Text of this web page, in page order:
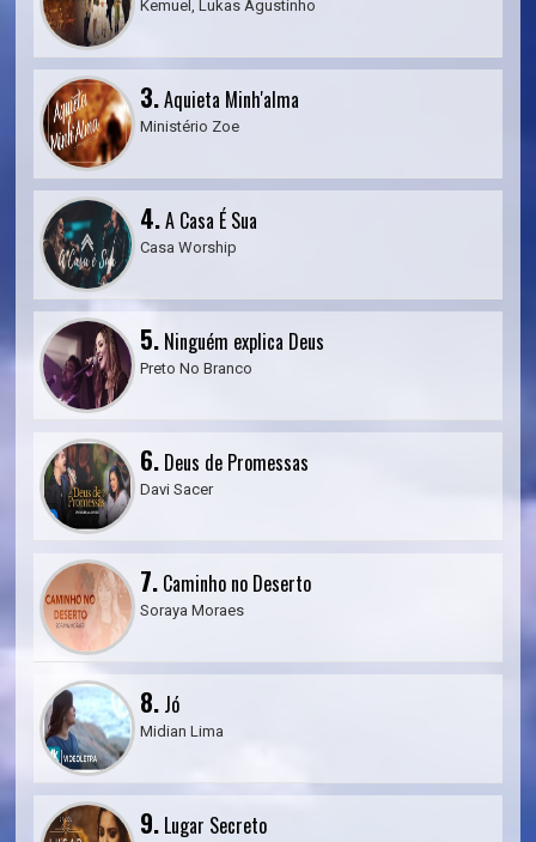
Kemuel, Lukas Agustinho
3.Aquieta Minh'alma
Ministério Zoe
4.A Casa É Sua
Casa Worship
5. Ninguém explica Deus
Preto No Branco
6. Deus de Promessas
Davi Sacer
7. Caminho no Deserto
Soraya Moraes
8. Jó
Midian Lima
9. Lugar Secreto